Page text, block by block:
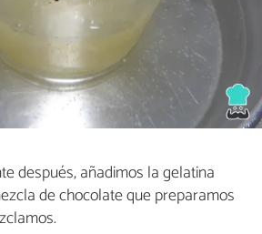
después, añadimos la gelatina
de chocolate que preparamos